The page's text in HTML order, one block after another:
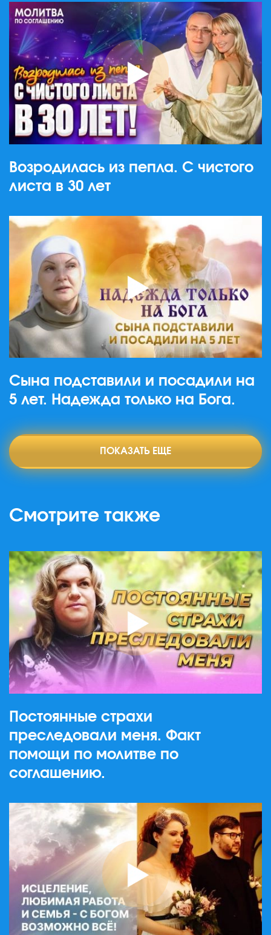
Возродилась из пепла. С чистого
листа в 30 лет
Сына подставили и посадили на
5 лет. Надежда только на Бога.
ПОКАЗАТЬ ЕЩЕ
Смотрите также
Постоянные страхи
преследовали меня. Факт
помощи по молитве по
соглашению.